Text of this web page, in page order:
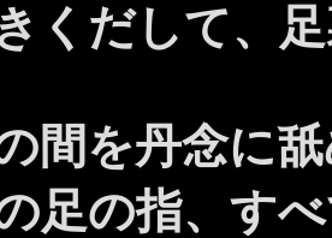
くだして、
間を丹念に
足の指、す